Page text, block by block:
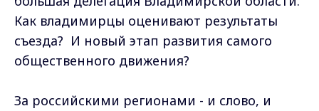
Как владимирцы оценивают результаты
съезда? И новый этап развития самого
общественного движения?
За российскими регионами - и слово, и